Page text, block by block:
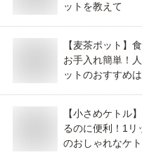
ットを教えて
【麦茶ポット】
お手入れ簡単！
ットのおすすめ
【小さめケトル
るのに便利！1リ
のおしゃれなケト